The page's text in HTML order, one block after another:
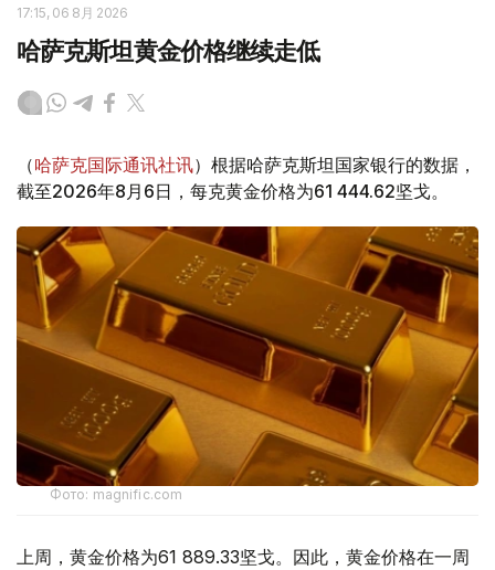
17:15, 06 8月 2026
哈萨克斯坦黄金价格继续走低
（哈萨克国际通讯社讯）根据哈萨克斯坦国家银行的数据，
截至2026年8月6日，每克黄金价格为61 444.62坚戈。
Фото: magnific.com
上周，黄金价格为61 889.33坚戈。因此，黄金价格在一周